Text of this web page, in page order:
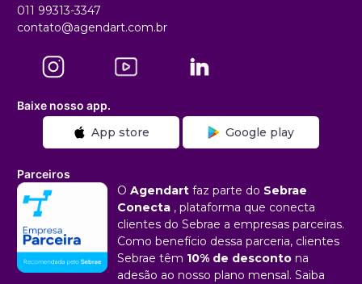
011 99313-3347
contato@agendart.com.br
Baixe nosso app.
App store Google play
Parceiros
O Agendart faz parte do Sebrae
Conecta , plataforma que conecta
clientes do Sebrae a empresas parceiras.
Como benefício dessa parceria, clientes
Sebrae têm 10% de desconto na
adesão ao nosso plano mensal. Saiba